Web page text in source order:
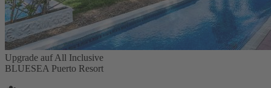
Upgrade auf All Inclusive
BLUESEA Puerto Resort